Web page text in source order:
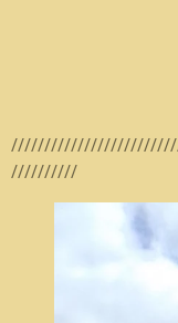
//////////